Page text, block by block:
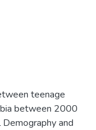
teenage
between 2000
and